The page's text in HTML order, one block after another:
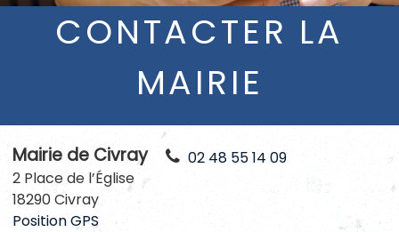
CONTACTER LA
MAIRIE
Mairie de Civray
2 Place de l’Église
18290 Civray
Position GPS
02 48 55 14 09